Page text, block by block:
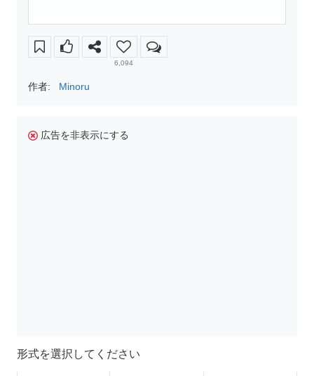
6,094
作者: Minoru
広告を非表示にする
形式を選択してください